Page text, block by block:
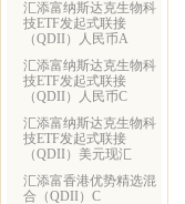
汇添富纳斯达克生物科
技ETF发起式联接
（QDII）人民币A
汇添富纳斯达克生物科
技ETF发起式联接
（QDII）人民币C
汇添富纳斯达克生物科
技ETF发起式联接
（QDII）美元现汇
汇添富香港优势精选混
合（QDII）C